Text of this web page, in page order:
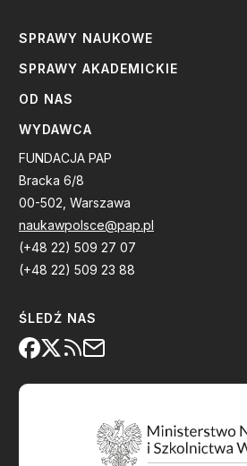
SPRAWY NAUKOWE
SPRAWY AKADEMICKIE
OD NAS
WYDAWCA
FUNDACJA PAP
Bracka 6/8
00-502, Warszawa
naukawpolsce@pap.pl
(+48 22) 509 27 07
(+48 22) 509 23 88
ŚLEDŹ NAS